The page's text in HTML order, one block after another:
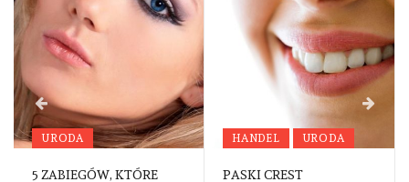
HANDEL URODA
PASKI CREST
URODA
FREZY DO PEDICURE –